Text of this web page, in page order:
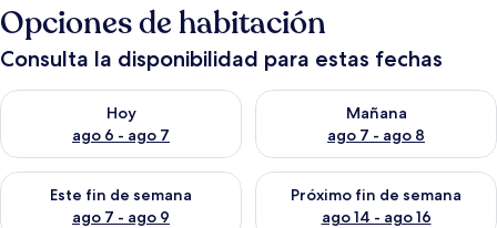
Opciones de habitación
Consulta la disponibilidad para estas fechas
Hoy
ago 6 - ago 7
Consulta la disponibilidad para hoy ago 6 - ago 7
Mañana
ago 7 - ago 8
Consulta la disponibilidad
Este fin de semana
ago 7 - ago 9
Consulta la disponibilidad para este fin de semana ago 7 -
Próximo fin de semana
ago 14 - ago 16
Consulta la disponibilidad